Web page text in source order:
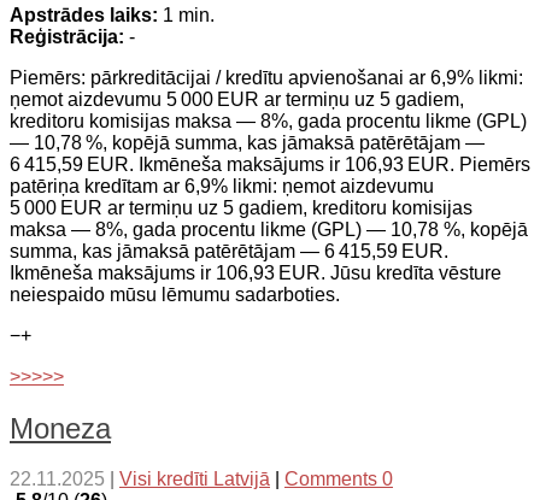
Apstrādes laiks: 1 min.
Reģistrācija: -
Piemērs: pārkreditācijai / kredītu apvienošanai ar 6,9% likmi:
ņemot aizdevumu 5 000 EUR ar termiņu uz 5 gadiem,
kreditoru komisijas maksa — 8%, gada procentu likme (GPL)
— 10,78 %, kopējā summa, kas jāmaksā patērētājam —
6 415,59 EUR. Ikmēneša maksājums ir 106,93 EUR. Piemērs
patēriņa kredītam ar 6,9% likmi: ņemot aizdevumu
5 000 EUR ar termiņu uz 5 gadiem, kreditoru komisijas
maksa — 8%, gada procentu likme (GPL) — 10,78 %, kopējā
summa, kas jāmaksā patērētājam — 6 415,59 EUR.
Ikmēneša maksājums ir 106,93 EUR. Jūsu kredīta vēsture
neiespaido mūsu lēmumu sadarboties.
−+
>>>>>
Moneza
22.11.2025 Visi kredīti Latvijā
Comments 0